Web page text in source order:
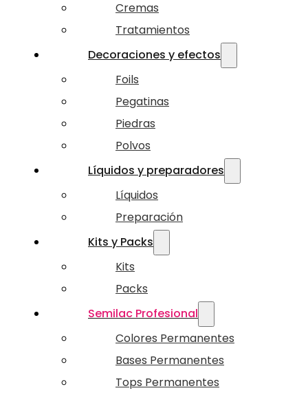
Cremas
Tratamientos
Decoraciones y efectos
Foils
Pegatinas
Piedras
Polvos
Líquidos y preparadores
Líquidos
Preparación
Kits y Packs
Kits
Packs
Semilac Profesional
Colores Permanentes
Bases Permanentes
Tops Permanentes